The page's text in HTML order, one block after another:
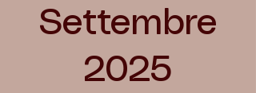
Settembre
2025